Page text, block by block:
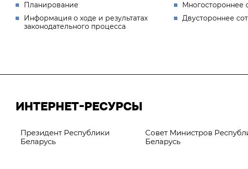
Планирование
Информация о ходе и результатах
законодательного процесса
Многостороннее
Двустороннее
ИНТЕРНЕТ-РЕСУРСЫ
Президент Республики
Беларусь
Совет Министров
Беларусь